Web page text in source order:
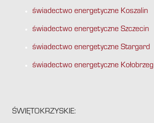
świadectwo energetyczne Koszalin
świadectwo energetyczne Szczecin
świadectwo energetyczne Stargard
świadectwo energetyczne Kołobrzeg
ŚWIĘTOKRZYSKIE: